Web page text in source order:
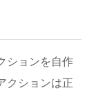
ションを自作
クションは正